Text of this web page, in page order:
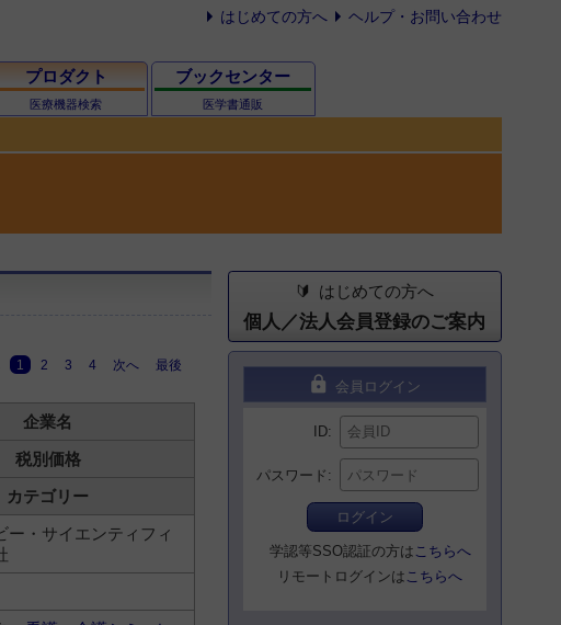
はじめての方へ ヘルプ・お問い合わせ
プロダクト
医療機器検索
ブックセンター
医学書通販
1 2 3 4 次へ 最後
企業名
税別価格
カテゴリー
ー・サイエンティフィ
はじめての方へ
個人／法人会員登録のご案内
lock 会員ログイン
ID
パスワード
ログイン
学認等SSO認証の方は こちらへ
リモートログインは こちらへ